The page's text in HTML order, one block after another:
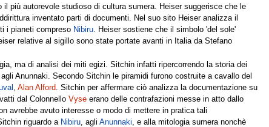
il più autorevole studioso di cultura sumera. Heiser suggerisce che le
inventato parti di documenti. Nel suo sito Heiser analizza il
i pianeti compreso Nibiru . Heiser sostiene che il simbolo 'del sole'
relative al sigillo sono state portate avanti in Italia da Stefano
ma di analisi dei miti egizi. Sitchin infatti ripercorrendo la storia dei
Anunnaki. Secondo Sitchin le piramidi furono costruite a cavallo del
,Alan Alford . Sitchin per affermare ciò analizza la documentazione su
dal ColonnelloVyse erano delle contrafazioni messe in atto dallo
avrebbe avuto interesse o modo di mettere in pratica tali
riguardo a Nibiru , agliAnunnaki , e alla mitologia sumera nonchè